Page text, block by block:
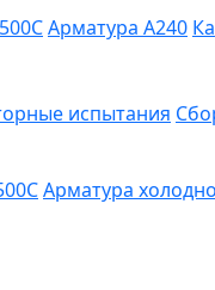
Арматура A240
испытания
Арматура